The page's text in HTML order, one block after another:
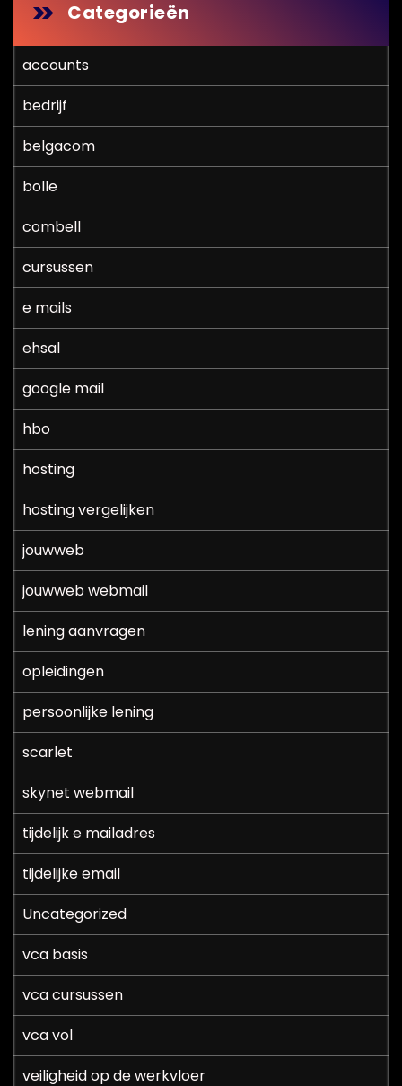
Categorieën
accounts
bedrijf
belgacom
bolle
combell
cursussen
e mails
ehsal
google mail
hbo
hosting
hosting vergelijken
jouwweb
jouwweb webmail
lening aanvragen
opleidingen
persoonlijke lening
scarlet
skynet webmail
tijdelijk e mailadres
tijdelijke email
Uncategorized
vca basis
vca cursussen
vca vol
veiligheid op de werkvloer